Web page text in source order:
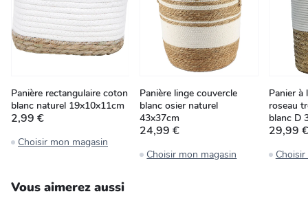
Panière rectangulaire coton
blanc naturel 19x10x11cm
2,99 €
Choisir mon magasin
Panière linge couvercle
blanc osier naturel
43x37cm
24,99 €
Choisir mon magasin
Panier à
roseau
blanc D
29,99 €
Vous aimerez aussi